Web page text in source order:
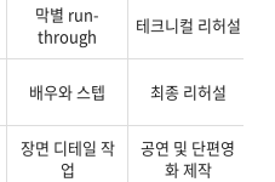
막별 run-
through
테크니컬 리허설
배우와 스텝 최종 리허설
장면 디테일 작
업
공연 및 단편영
화 제작